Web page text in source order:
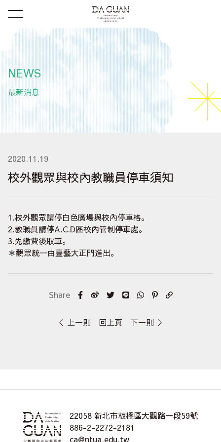
NEWS
最新消息
2020.11.19
校外觀眾與校內教職員停車須知
1.校外觀眾請停白色廣場與校內停車格。
2.教職員請停A.C.D區校內管制停車處。
3.先繳費後取車。
＊觀眾統一由臺藝大正門進出。
上一則 回上頁 下一則
22058 新北市板橋區大觀路一段59號
886-2-2272-2181
ca@ntua.edu.tw